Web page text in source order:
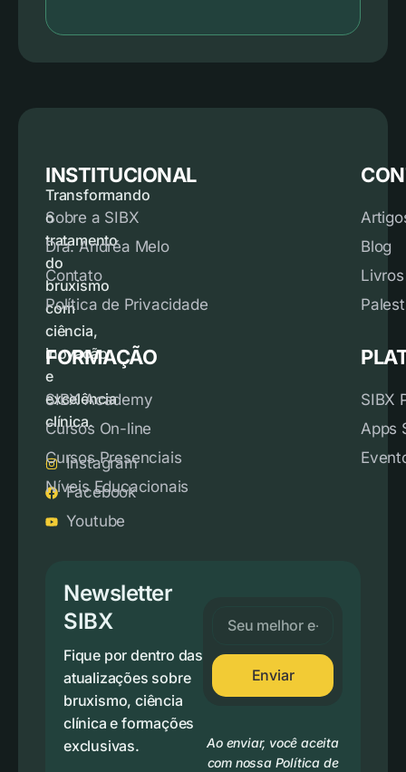
Transformando
o
tratamento
do
bruxismo
com
ciência,
inovação
e
excelência
clínica.
Instagram
Facebook
Youtube
INSTITUCIONAL
Sobre a SIBX
Dra. Andréa Melo
Contato
Política de Privacidade
FORMAÇÃO
SIBX Academy
Cursos On-line
Cursos Presenciais
Níveis Educacionais
Blog
Livros
SIBX
Apps
Newsletter
SIBX
Fique por dentro das
atualizações sobre
bruxismo, ciência
clínica e formações
exclusivas.
Enviar
Ao enviar, você aceita
com nossa Política de